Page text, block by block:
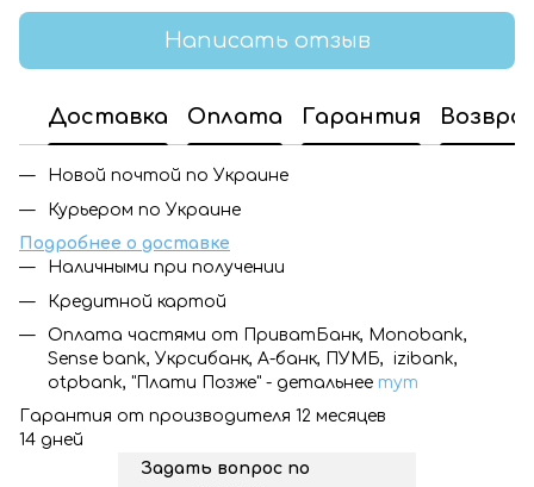
Написать отзыв
Доставка Оплата Гарантия
Новой почтой по Украине
Курьером по Украине
Подробнее о доставке
Наличными при получении
Кредитной картой
Оплата частями от ПриватБанк, Monobank,
Sense bank, Укрсибанк, А-банк, ПУМБ, izibank,
otpbank, "Плати Позже" - детальнее тут
Гарантия от производителя 12 месяцев
14 дней
Задать вопрос по